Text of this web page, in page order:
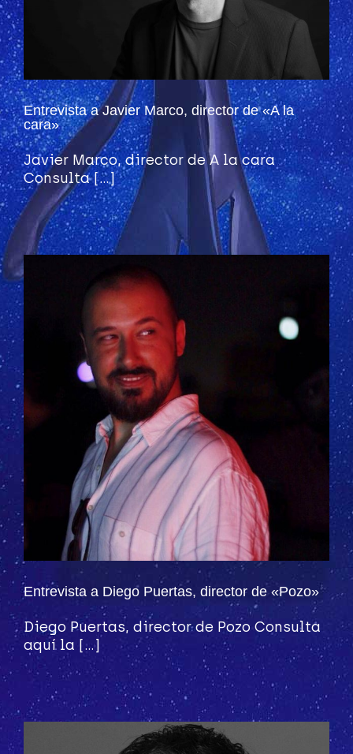
Entrevista a Javier Marco, director de «A la
cara»
Javier Marco, director de A la cara
Consulta [...]
Entrevista a Diego Puertas, director de «Pozo»
Diego Puertas, director de Pozo Consulta
aquí la [...]